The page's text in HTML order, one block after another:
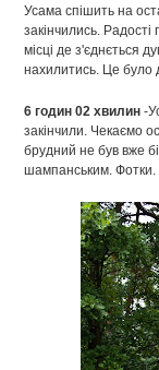
Усама спішить на
закінчились.
місці де з'єднється
нахилитись. Це було
6 годин 02 хвилин -
закінчили. Чекаємо
брудний не був вже
шампанським. Фотки.